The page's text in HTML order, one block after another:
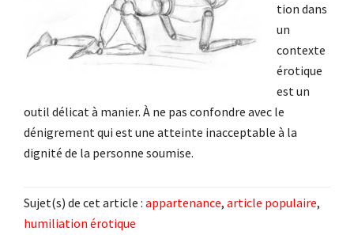
tion dans
un
contexte
érotique
est un
outil délicat à manier. À ne pas confondre avec le
dénigrement qui est une atteinte inacceptable à la
dignité de la personne soumise.
Sujet(s) de cet article : appartenance, article populaire,
humiliation érotique